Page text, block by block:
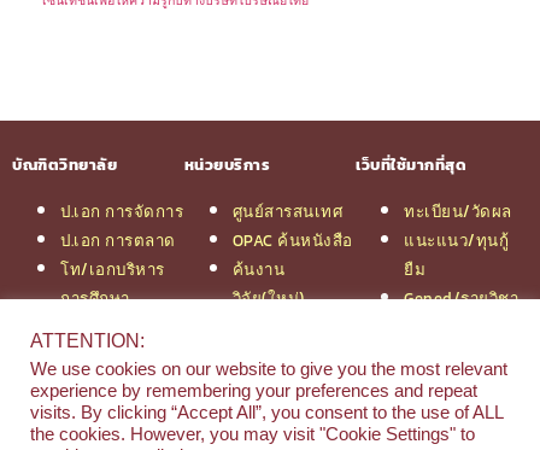
บัณฑิตวิทยาลัย
ป.เอก การจัดการ
ป.เอก การตลาด
โท/เอกบริหาร
การศึกษา
สารสนเทศ
ป.โท จัดการฯ
วิศวกรรม
ป.โท นิติศาสตร์
หน่วยบริการ
ศูนย์สารสนเทศ
OPAC ค้นหนังสือ
ค้นงาน
วิจัย(ใหม่)
เว็บที่ใช้มากที่สุด
ทะเบียน/วัดผล
แนะแนว/ทุนกู้
ยืม
Gened/รายวิชา
ป.โท MBA
คณะ
บริหารธุรกิจ
ATTENTION:
We use cookies on our website to give you the most relevant
experience by remembering your preferences and repeat
visits. By clicking “Accept All”, you consent to the use of ALL
the cookies. However, you may visit "Cookie Settings" to